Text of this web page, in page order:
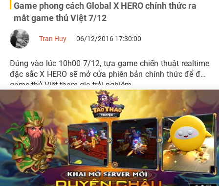
Game phong cách Global X HERO chính thức ra
mắt game thủ Việt 7/12
Tran Huy 06/12/2016 17:30:00
Đúng vào lúc 10h00 7/12, tựa game chiến thuật realtime
đặc sắc X HERO sẽ mở cửa phiên bản chính thức để đón
game thủ Việt tham gia trải nghiệm.